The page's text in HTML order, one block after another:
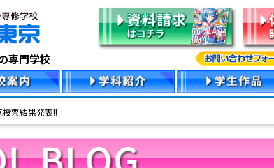
の専門学校
票結果発表!!